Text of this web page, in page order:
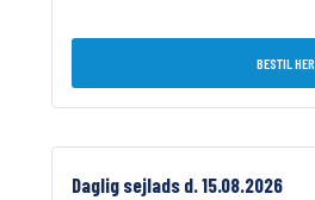
BESTIL HER
Daglig sejlads d. 15.08.2026